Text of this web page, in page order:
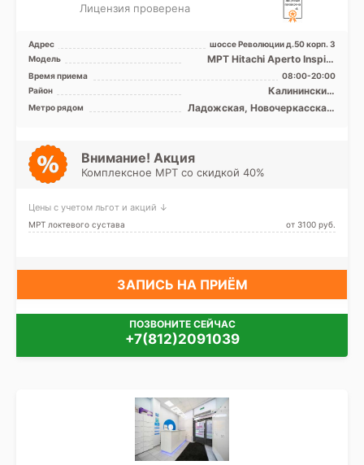
Лицензия проверена
Адрес
шоссе Революции д.50 корп. 3
Модель
МРТ Hitachi Aperto Inspire
0.4T открытый тип, УЗИ
Время приема
08:00-20:00
Район
Калининский,
Красногвардейский,
Невский, Центральный, Лен.
Метро рядом
Ладожская, Новочеркасская,
Внимание! Акция
Комплексное МРТ со скидкой 40%
Цены с учетом льгот и акций ↓
МРТ локтевого сустава от 3100 pуб.
ЗАПИСЬ НА ПРИЁМ
ПОЗВОНИТЕ СЕЙЧАС
+7(812)2091039